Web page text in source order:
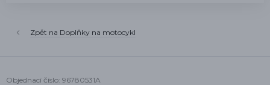
Doplňky na motocykl
Objednací číslo: 96780531A